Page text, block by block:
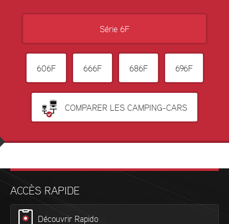
Série 6F
606F 666F 686F 696F
COMPARER LES CAMPING-CARS
ACCÈS RAPIDE
Découvrir Rapido